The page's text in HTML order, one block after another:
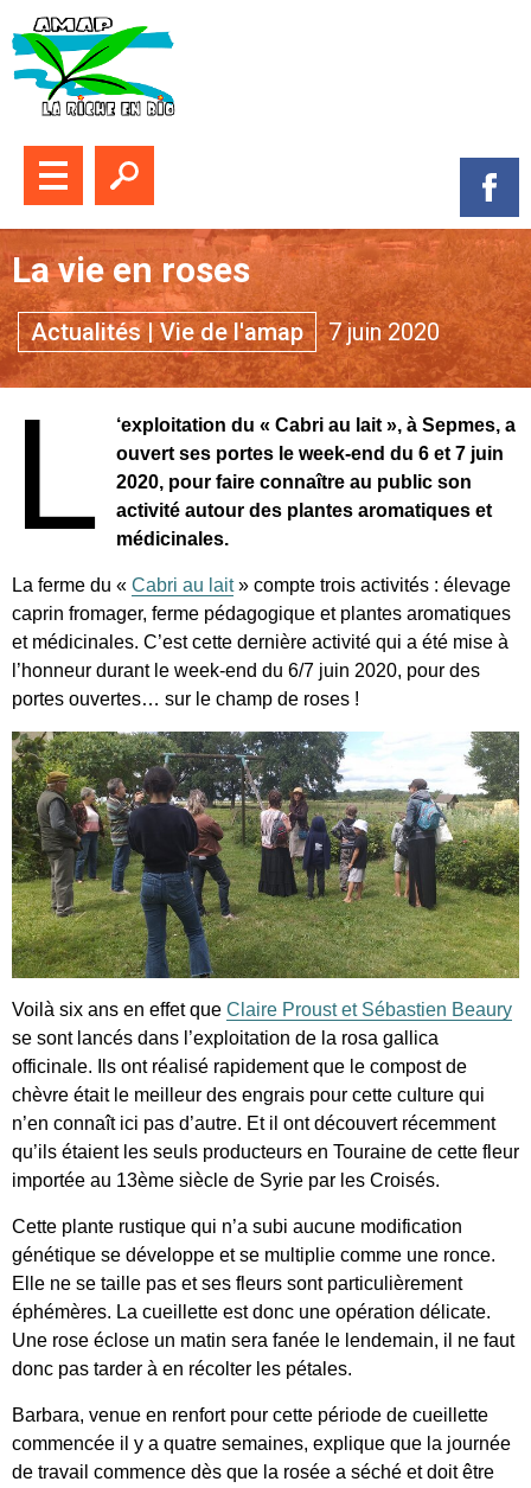
Ouvrir la recherche
La vie en roses
Themes :
Actualités|Vie de l'amap 7 juin 2020
L
‘exploitation du « Cabri au lait », à Sepmes, a
ouvert ses portes le week-end du 6 et 7 juin
2020, pour faire connaître au public son
activité autour des plantes aromatiques et
médicinales.
La ferme du « Cabri au lait» compte trois activités : élevage
caprin fromager, ferme pédagogique et plantes aromatiques
et médicinales. C’est cette dernière activité qui a été mise à
l’honneur durant le week-end du 6/7 juin 2020, pour des
portes ouvertes… sur le champ de roses !
Voilà six ans en effet que Claire Proust et Sébastien Beaury
se sont lancés dans l’exploitation de la rosa gallica
officinale. Ils ont réalisé rapidement que le compost de
chèvre était le meilleur des engrais pour cette culture qui
n’en connaît ici pas d’autre. Et il ont découvert récemment
qu’ils étaient les seuls producteurs en Touraine de cette fleur
importée au 13ème siècle de Syrie par les Croisés.
Cette plante rustique qui n’a subi aucune modification
génétique se développe et se multiplie comme une ronce.
Elle ne se taille pas et ses fleurs sont particulièrement
éphémères. La cueillette est donc une opération délicate.
Une rose éclose un matin sera fanée le lendemain, il ne faut
donc pas tarder à en récolter les pétales.
Barbara, venue en renfort pour cette période de cueillette
commencée il y a quatre semaines, explique que la journée
de travail commence dès que la rosée a séché et doit être